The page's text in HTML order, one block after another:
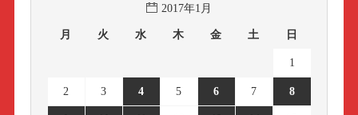
2017年1月
月 火 水 木 金 土 日
1
2 3 4 5 6 7 8